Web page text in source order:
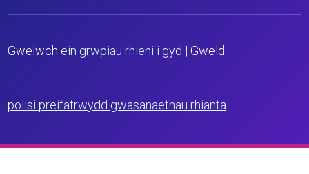
Gwelwch ein grwpiau rhieni i gyd | Gweld
polisi preifatrwydd gwasanaethau rhianta